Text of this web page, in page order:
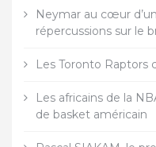
Neymar au cœur
répercussions sur le
Les Toronto Raptors
Les africains de la
de basket américain